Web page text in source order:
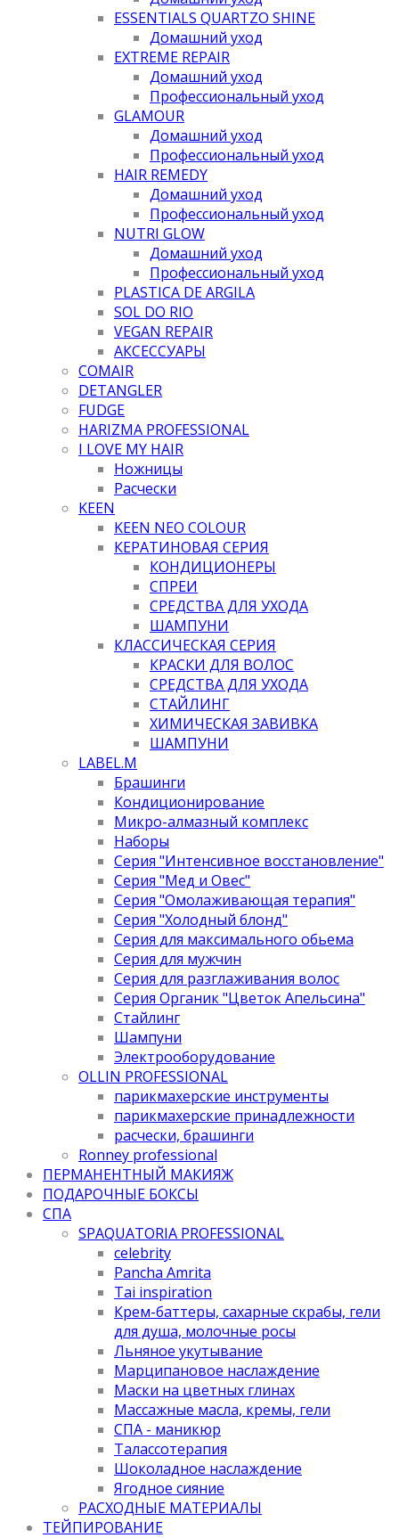
ESSENTIALS QUARTZO SHINE
Домашний уход
EXTREME REPAIR
Домашний уход
Профессиональный уход
GLAMOUR
Домашний уход
Профессиональный уход
HAIR REMEDY
Домашний уход
Профессиональный уход
NUTRI GLOW
Домашний уход
Профессиональный уход
PLASTICA DE ARGILA
SOL DO RIO
VEGAN REPAIR
АКСЕССУАРЫ
COMAIR
DETANGLER
FUDGE
HARIZMA PROFESSIONAL
I LOVE MY HAIR
Ножницы
Расчески
KEEN
KEEN NEO COLOUR
КЕРАТИНОВАЯ СЕРИЯ
КОНДИЦИОНЕРЫ
СПРЕИ
СРЕДСТВА ДЛЯ УХОДА
ШАМПУНИ
КЛАССИЧЕСКАЯ СЕРИЯ
КРАСКИ ДЛЯ ВОЛОС
СРЕДСТВА ДЛЯ УХОДА
СТАЙЛИНГ
ХИМИЧЕСКАЯ ЗАВИВКА
ШАМПУНИ
LABEL.M
Брашинги
Кондиционирование
Микро-алмазный комплекс
Наборы
Серия "Интенсивное восстановление"
Серия "Мед и Овес"
Серия "Омолаживающая терапия"
Серия "Холодный блонд"
Серия для максимального обьема
Серия для мужчин
Серия для разглаживания волос
Серия Органик "Цветок Апельсина"
Стайлинг
Шампуни
Электрооборудование
OLLIN PROFESSIONAL
парикмахерские инструменты
парикмахерские принадлежности
расчески, брашинги
Ronney professional
ПЕРМАНЕНТНЫЙ МАКИЯЖ
ПОДАРОЧНЫЕ БОКСЫ
СПА
SPAQUATORIA PROFESSIONAL
celebrity
Pancha Amrita
Tai inspiration
Крем-баттеры, сахарные скрабы, гели
для душа, молочные росы
Льняное укутывание
Марципановое наслаждение
Маски на цветных глинах
Массажные масла, кремы, гели
СПА - маникюр
Талассотерапия
Шоколадное наслаждение
Ягодное сияние
РАСХОДНЫЕ МАТЕРИАЛЫ
ТЕЙПИРОВАНИЕ